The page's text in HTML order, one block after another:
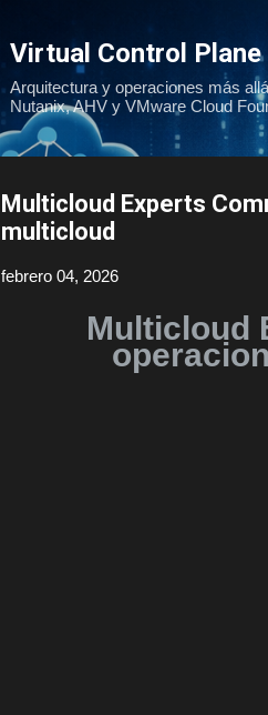
Virtual Control Plane
Arquitectura y operaciones más
Nutanix, AHV y VMware Cloud
Multicloud Experts
multicloud
febrero 04, 2026
Multicloud